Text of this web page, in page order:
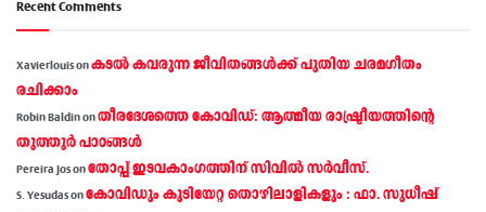
Recent Comments
Xavierlouisonകടല്‍ കവരുന്ന ജീവിതങ്ങള്‍ക്ക് പുതിയ ചരമഗീതം
രചിക്കാം
Robin Baldinonതീരദേശത്തെ കോവിഡ്: ആത്മീയ രാഷ്ട്രീയത്തിന്റെ
തൂത്തൂര്‍ പാഠങ്ങൾ
Pereira Josonതോപ്പ് ഇടവകാംഗത്തിന് സിവിൽ സർവീസ്.
S. Yesudasonകോവിഡും കുടിയേറ്റ തൊഴിലാളികളും : ഫാ. സുധീഷ്